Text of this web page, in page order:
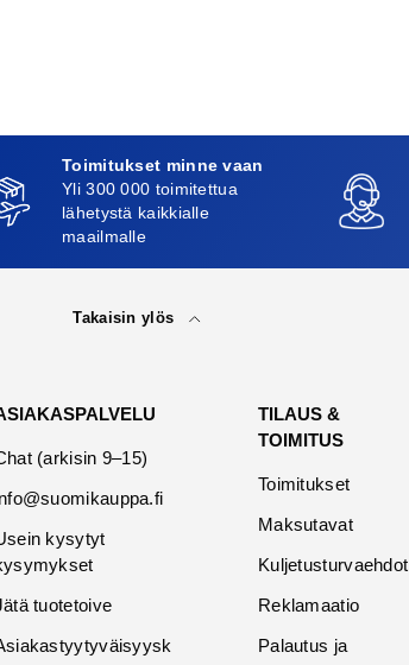
Toimitukset minne vaan
Yli 300 000 toimitettua
lähetystä kaikkialle
maailmalle
Takaisin ylös
(arkisin 9–15)
kysytyt
tuotetoive
TILAUS &
TOIMITUS
Toimitukset
Maksutavat
Kuljetusturvaehdot
Reklamaatio
Palautus ja